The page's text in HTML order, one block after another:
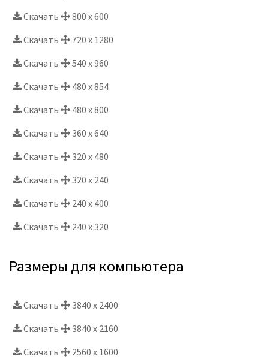
Скачать
800 x 600
Скачать
720 x 1280
Скачать
540 x 960
Скачать
480 x 854
Скачать
480 x 800
Скачать
360 x 640
Скачать
320 x 480
Скачать
320 x 240
Скачать
240 x 400
Скачать
240 x 320
Размеры для компьютера
Скачать
3840 x 2400
Скачать
3840 x 2160
Скачать
2560 x 1600